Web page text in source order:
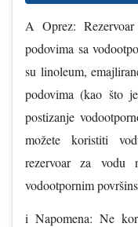
A Oprez:
podovima sa
su linoleum,
podovima (kao što
postizanje
možete koristiti
rezervoar za vodu
vodootpornim
i Napomena: Ne